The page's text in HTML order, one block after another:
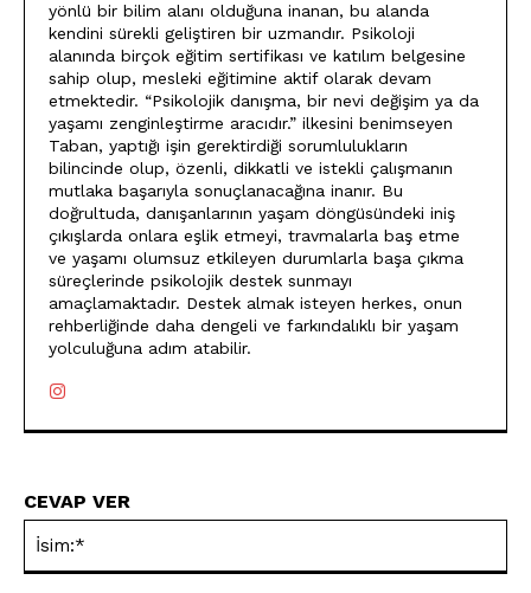
yönlü bir bilim alanı olduğuna inanan, bu alanda
kendini sürekli geliştiren bir uzmandır. Psikoloji
alanında birçok eğitim sertifikası ve katılım belgesine
sahip olup, mesleki eğitimine aktif olarak devam
etmektedir. “Psikolojik danışma, bir nevi değişim ya da
yaşamı zenginleştirme aracıdır.” ilkesini benimseyen
Taban, yaptığı işin gerektirdiği sorumlulukların
bilincinde olup, özenli, dikkatli ve istekli çalışmanın
mutlaka başarıyla sonuçlanacağına inanır. Bu
doğrultuda, danışanlarının yaşam döngüsündeki iniş
çıkışlarda onlara eşlik etmeyi, travmalarla baş etme
ve yaşamı olumsuz etkileyen durumlarla başa çıkma
süreçlerinde psikolojik destek sunmayı
amaçlamaktadır. Destek almak isteyen herkes, onun
rehberliğinde daha dengeli ve farkındalıklı bir yaşam
yolculuğuna adım atabilir.
CEVAP VER